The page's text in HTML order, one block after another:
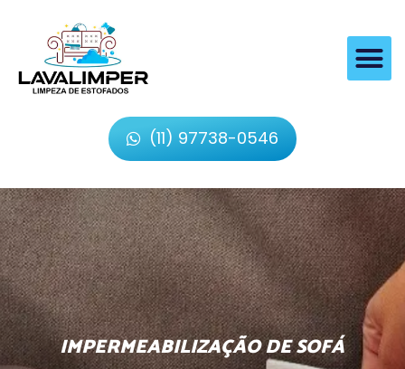
(11) 97738-0546
IMPERMEABILIZAÇÃO DE SOFÁ